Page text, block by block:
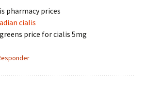
pharmacy prices
cialis
price for cialis 5mg